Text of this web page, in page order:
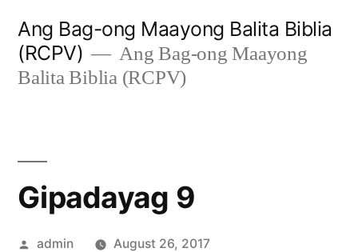
content
Ang Bag-ong Maayong Balita Biblia
(RCPV)
Ang Bag-ong Maayong
Balita Biblia (RCPV)
Gipadayag 9
Posted
admin
August 26, 2017